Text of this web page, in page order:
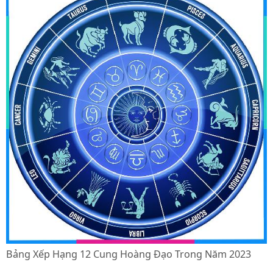
Bảng Xếp Hạng 12 Cung Hoàng Đạo Trong Năm 2023